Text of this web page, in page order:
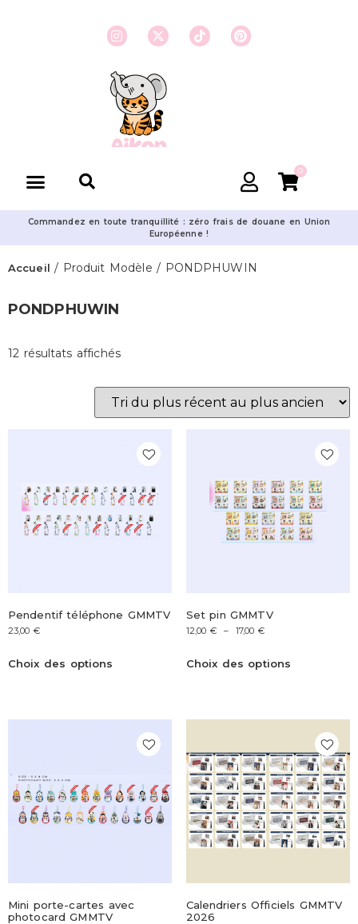
0
Commandez en toute tranquillité : zéro frais de douane en Union
Européenne !
Accueil / Produit Modèle / PONDPHUWIN
PONDPHUWIN
12 résultats affichés
Pendentif téléphone GMMTV
23,00 €
Choix des options
Set pin GMMTV
12,00 € – 17,00 €
Choix des options
Mini porte-cartes avec
photocard GMMTV
Calendriers Officiels GMMTV
2026